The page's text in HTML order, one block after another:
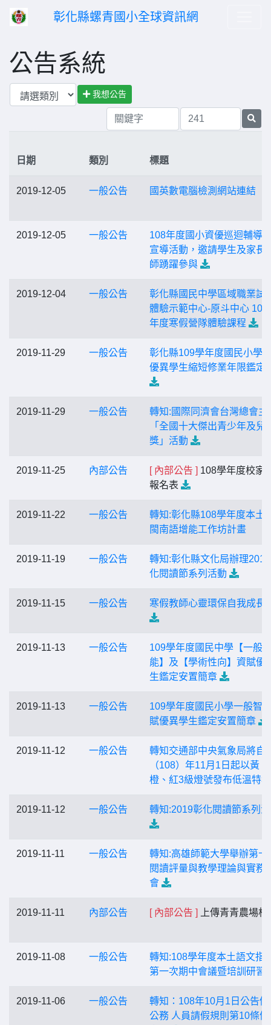
彰化縣螺青國小全球資訊網
公告系統
我想公告
日期 類別 標題
2019-12-05 一般公告 國英數電腦檢測網站連結
2019-12-05 一般公告
108年度國小資優巡迴輔導
宣導活動，邀請學生及家長
師踴躍參與
2019-12-04 一般公告
彰化縣國民中學區域職業試
體驗示範中心-原斗中心 108
年度寒假營隊體驗課程
2019-11-29 一般公告
彰化縣109學年度國民小學
優異學生縮短修業年限鑑定
2019-11-29 一般公告
轉知:國際同濟會台灣總會主
「全國十大傑出青少年及兒
獎」活動
2019-11-25 內部公告 [ 內部公告 ] 108學年度校家
報名表
2019-11-22 一般公告
轉知:彰化縣108學年度本土
閩南語增能工作坊計畫
2019-11-19 一般公告
轉知:彰化縣文化局辦理
化閱讀節系列活動
2019-11-15 一般公告 寒假教師心靈環保自我成長
2019-11-13 一般公告
109學年度國民中學【一般
能】及【學術性向】資賦優
生鑑定安置簡章
2019-11-13 一般公告
109學年度國民小學一般智
賦優異學生鑑定安置簡章
2019-11-12 一般公告
轉知交通部中央氣象局將自
（108）年11月1日起以黃、
橙、紅3級燈號發布低溫特報
2019-11-12 一般公告 轉知:2019彰化閱讀節系列
2019-11-11 一般公告
轉知:高雄師範大學舉辦第十
閱讀評量與教學理論與實務
會
2019-11-11 內部公告 [ 內部公告 ] 上傳青青農場相
2019-11-08 一般公告
轉知:108學年度本土語文指
第一次期中會議暨培訓研習
2019-11-06 一般公告
轉知：108年10月1日公告修
公務 人員請假規則第10條條